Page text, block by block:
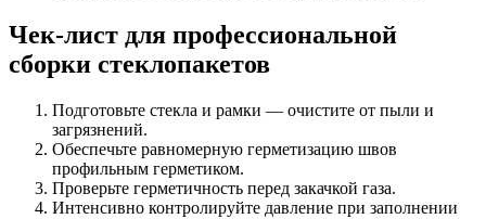
Чек-лист для профессиональной
сборки стеклопакетов
Подготовьте стекла и рамки — очистите от пыли и
загрязнений.
Обеспечьте равномерную герметизацию швов
профильным герметиком.
Проверьте герметичность перед закачкой газа.
Интенсивно контролируйте давление при заполнении